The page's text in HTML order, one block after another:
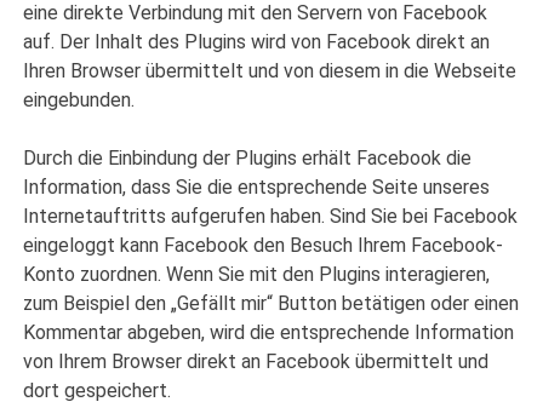
eine direkte Verbindung mit den Servern von Facebook
auf. Der Inhalt des Plugins wird von Facebook direkt an
Ihren Browser übermittelt und von diesem in die Webseite
eingebunden.
Durch die Einbindung der Plugins erhält Facebook die
Information, dass Sie die entsprechende Seite unseres
Internetauftritts aufgerufen haben. Sind Sie bei Facebook
eingeloggt kann Facebook den Besuch Ihrem Facebook-
Konto zuordnen. Wenn Sie mit den Plugins interagieren,
zum Beispiel den „Gefällt mir“ Button betätigen oder einen
Kommentar abgeben, wird die entsprechende Information
von Ihrem Browser direkt an Facebook übermittelt und
dort gespeichert.